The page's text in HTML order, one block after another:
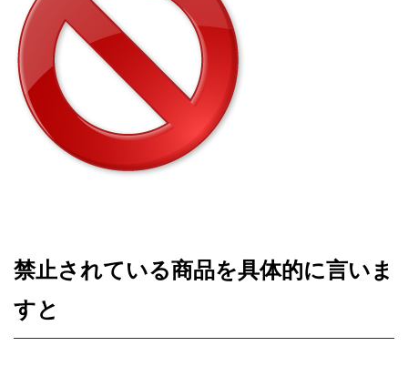
禁止されている商品を具体的に言いま
すと